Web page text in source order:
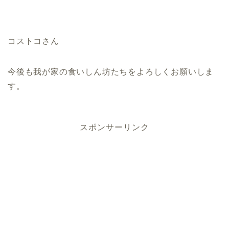
コストコさん
今後も我が家の食いしん坊たちをよろしくお願いしま
す。
スポンサーリンク